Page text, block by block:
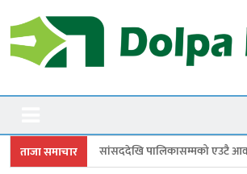
to
content
Dolpanews
ताजा समाचार
पालिकासम्मको एउटै आवाज : मोरिम्ला–क्याटो नाका